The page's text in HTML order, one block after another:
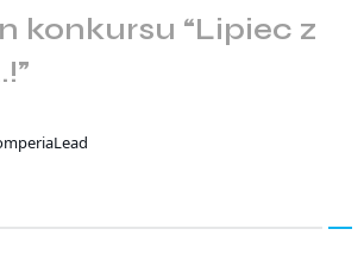
konkursu “Lipiec z